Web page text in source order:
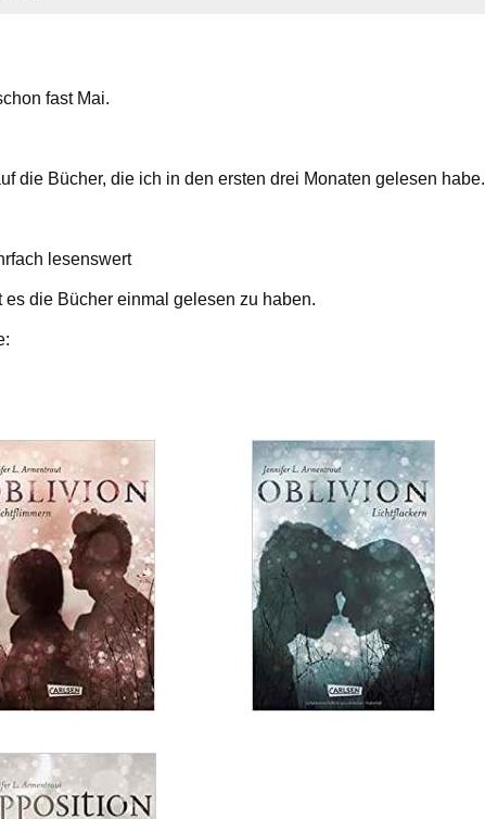
fast Mai.
die Bücher, die ich in den ersten drei Monaten gelesen habe.
lesenswert
die Bücher einmal gelesen zu haben.